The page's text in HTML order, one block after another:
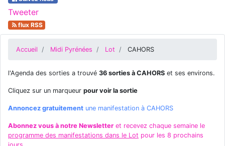
Tweeter
flux RSS
Accueil Midi Pyrénées Lot CAHORS
l'Agenda des sorties a trouvé 36 sorties à CAHORS et ses environs.
Cliquez sur un marqueur pour voir la sortie
Annoncez gratuitement une manifestation à CAHORS
Abonnez vous à notre Newsletter et recevez chaque semaine le
programme des manifestations dans le Lot pour les 8 prochains